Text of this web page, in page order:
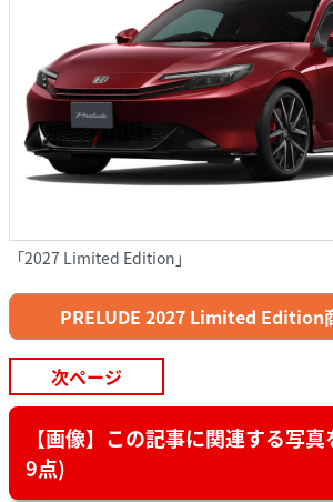
「2027 Limited Edition」
PRELUDE 2027 Limited Edition
次ページ
【画像】この記事に関連する写
9点)